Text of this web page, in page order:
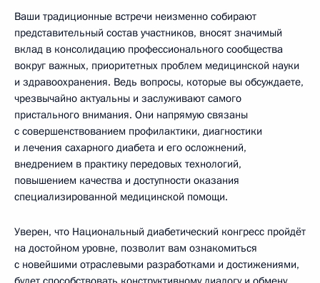
Ваши традиционные встречи неизменно собирают
представительный состав участников, вносят значимый
вклад в консолидацию профессионального сообщества
вокруг важных, приоритетных проблем медицинской науки
и здравоохранения. Ведь вопросы, которые вы обсуждаете,
чрезвычайно актуальны и заслуживают самого
пристального внимания. Они напрямую связаны
с совершенствованием профилактики, диагностики
и лечения сахарного диабета и его осложнений,
внедрением в практику передовых технологий,
повышением качества и доступности оказания
специализированной медицинской помощи.
Уверен, что Национальный диабетический конгресс пройдёт
на достойном уровне, позволит вам ознакомиться
с новейшими отраслевыми разработками и достижениями,